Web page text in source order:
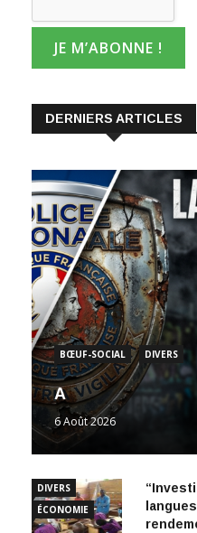
DERNIERS ARTICLES
BŒUF-SOCIAL DIVERS
A
6 Août 2026
DIVERS
ÉCONOMIE